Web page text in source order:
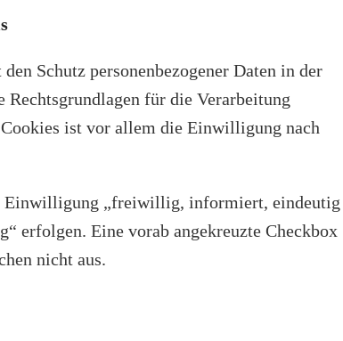
Schutz personenbezogener Daten in der
für die Verarbeitung
ist vor allem die Einwilligung nach
Einwilligung „freiwillig, informiert, eindeutig
erfolgen. Eine vorab angekreuzte Checkbox
nicht aus.